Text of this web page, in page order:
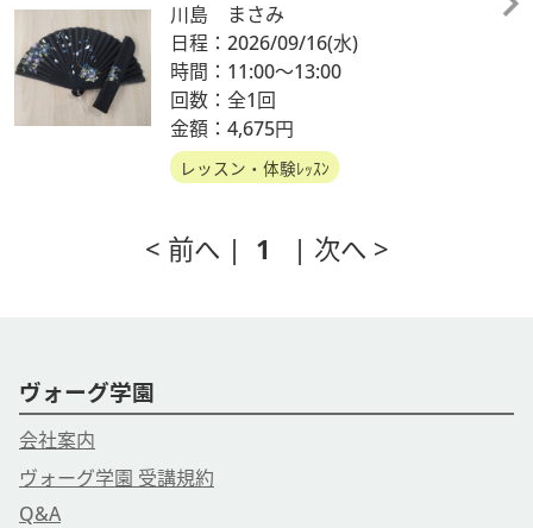
川島 まさみ
日程：2026/09/16(水)
時間：11:00～13:00
回数：全1回
金額：4,675円
レッスン・体験ﾚｯｽﾝ
< 前へ | 1 | 次へ >
ヴォーグ学園
会社案内
ヴォーグ学園 受講規約
Q&A